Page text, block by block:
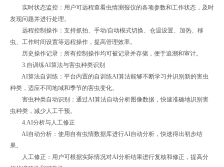
实时状态监控：用户可远程查看虫情测报仪的各项参数和工作状态，及时
发现问题并进行处理。
远程控制操作：支持抓拍、手动/自动模式切换、仓温设置、加热、移
虫、工作时间设置等远程操作，提高管理效率。
历史操作记录：所有控制操作均可被记录并存储，便于追溯和审计。
3.自训练AI算法与害虫种类识别
AI算法自训练：平台内置的自训练AI算法能够不断学习并识别新的害虫
种类，适应不同地域和季节的害虫变化。
害虫种类自动识别：通过AI算法自动分析图像数据，快速准确地识别害
虫种类，减少人工干预。
4.AI分析与人工修正
AI自动分析：使用自有虫情数据库进行AI自动分析，快速得出初步结
果。
人工修正：用户可根据实际情况对AI分析结果进行复核和修正，提高分